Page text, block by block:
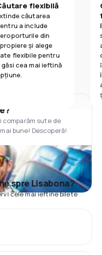
flexibilă
căutarea
a include
din
și alege
flexibile pentru
găsi cea mai ieftină
sute de
bune! Descoperă!
spre Lisabona?
cele mai ieftine bilete